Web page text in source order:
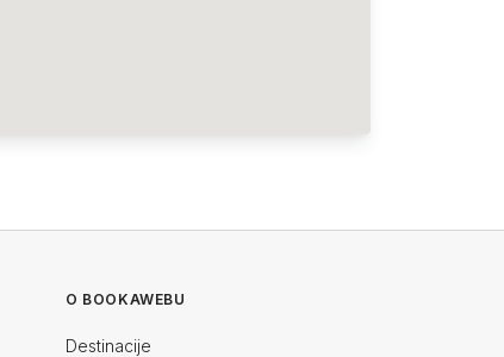
O BOOKAWEBU
Destinacije